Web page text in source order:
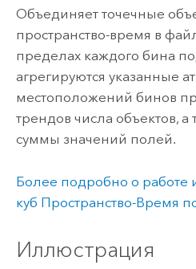
Объединяет точечные
пространство-время в
пределах каждого бина
агрегируются указанные
местоположений бинов
трендов числа объектов, а
суммы значений полей.
Более подробно о работе
куб Пространство-Время
Иллюстрация